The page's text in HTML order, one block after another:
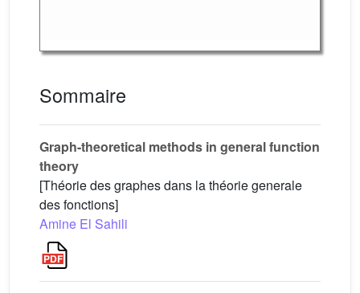
Sommaire
Graph-theoretical methods in general function
theory
[Théorie des graphes dans la théorie generale
des fonctions]
Amine El Sahili